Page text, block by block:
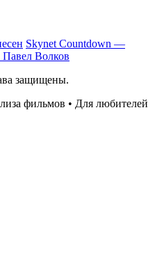
Skynet Countdown —
Павел Волков
защищены.
фильмов • Для любителей